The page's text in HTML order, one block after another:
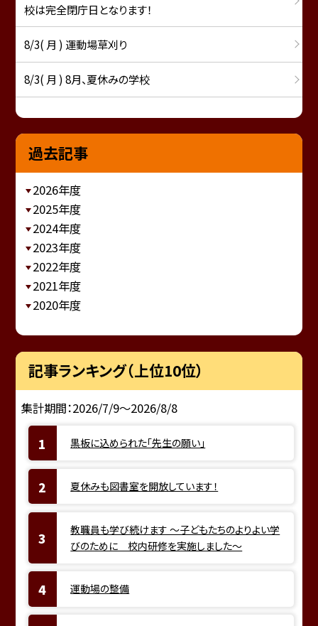
校は完全閉庁日となります！
8/3( 月 ) 運動場草刈り
8/3( 月 ) 8月、夏休みの学校
過去記事
2026年度
2025年度
2024年度
2023年度
2022年度
2021年度
2020年度
記事ランキング（上位10位）
集計期間：2026/7/9～2026/8/8
黒板に込められた「先生の願い」
夏休みも図書室を開放しています！
教職員も学び続けます ～子どもたちのよりよい学
びのために 校内研修を実施しました～
運動場の整備